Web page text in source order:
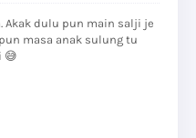
Akak dulu pun main salji je
masa anak sulung tu
😅